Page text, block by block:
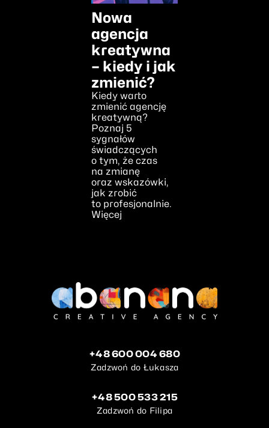
Nowa
agencja
kreatywna
– kiedy i jak
zmienić?
Kiedy warto
zmienić agencję
kreatywną?
Poznaj 5
sygnałów
świadczących
o tym, że czas
na zmianę
oraz wskazówki,
jak zrobić
to profesjonalnie.
Więcej
+48 600 004 680
Zadzwoń do Łukasza
+48 500 533 215
Zadzwoń do Filipa